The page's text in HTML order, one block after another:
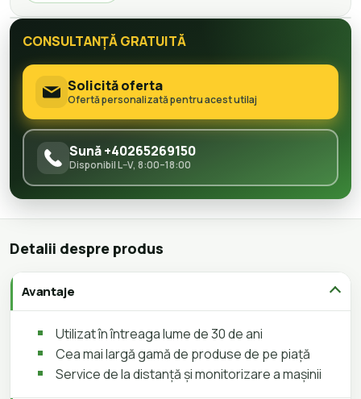
CONSULTANȚĂ GRATUITĂ
Solicită oferta
Ofertă personalizată pentru acest utilaj
Sună +40265269150
Disponibil L–V, 8:00–18:00
Detalii despre produs
Avantaje
Utilizat în întreaga lume de 30 de ani
Cea mai largă gamă de produse de pe piață
Service de la distanță și monitorizare a mașinii